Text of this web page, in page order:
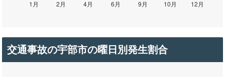
交通事故の宇部市の曜日別発生割合